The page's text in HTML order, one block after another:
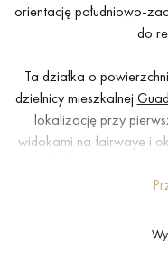
orientację południowo-
do
Ta działka o
dzielnicy mieszkalnej
lokalizację przy
widokami na fairwaye i
przez cały dzień